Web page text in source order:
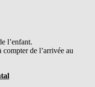
l’enfant.
compter de l’arrivée au